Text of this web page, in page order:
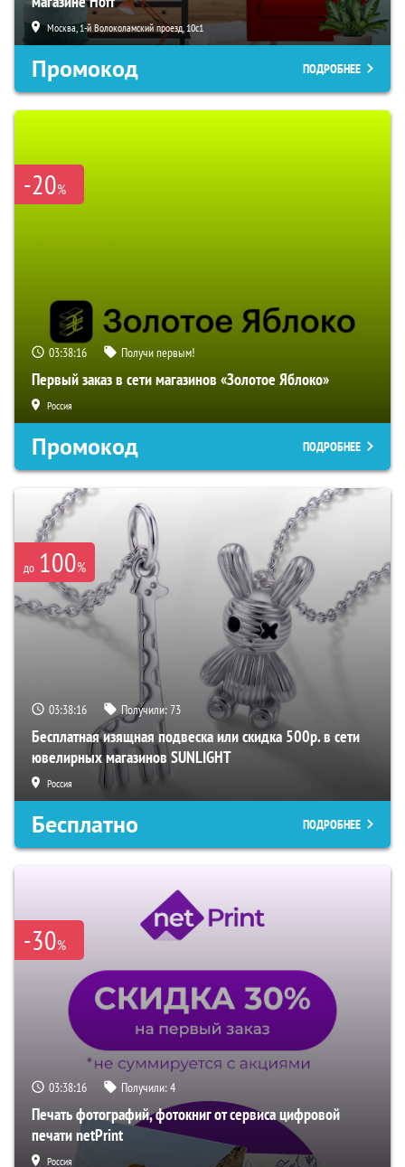
Москва, 1-й Волоколамский проезд, 10с1
Промокод ПОДРОБНЕЕ
-20%
03:38:15 Получи первым!
Первый заказ в сети магазинов «Золотое Яблоко»
Россия
Промокод ПОДРОБНЕЕ
до 100%
03:38:15 Получили:73
Бесплатная изящная подвеска или скидка 500р. в сети
ювелирных магазинов SUNLIGHT
Россия
Бесплатно ПОДРОБНЕЕ
-30%
03:38:15 Получили:4
Печать фотографий, фотокниг от сервиса цифровой
печати netPrint
Россия